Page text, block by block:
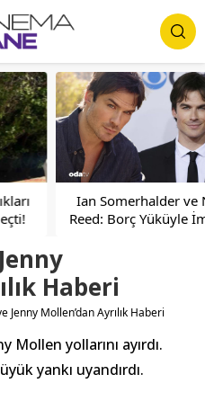
Ian Somerhalder ve Nikki
Reed: Borç Yüküyle İmtihan
Haberi
Jenny Mollen’dan Ayrılık Haberi
Mollen yollarını ayırdı.
yankı uyandırdı.